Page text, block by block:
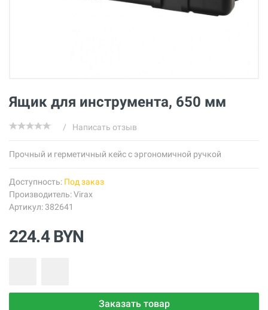
Ящик для инструмента, 650 мм
/ Написать отзыв
Прочный и герметичный кейс с эргономичной ручкой
Доступность: Под заказ
Производитель:Virax
Артикул: 382641
224.4 BYN
Заказать товар